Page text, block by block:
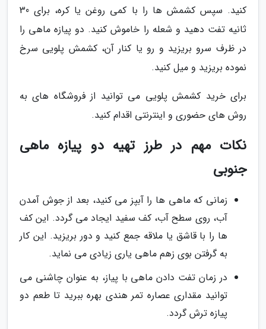
کنید. سپس کشمش ها را با کمی روغن یا کره، برای 30
ثانیه تفت دهید و شعله را خاموش کنید. دو پیازه ماهی را
در ظرف سرو بریزید و رو یا کنار آن، کشمش پلویی سرخ
نموده بریزید و میل کنید.
برای خرید کشمش پلویی می توانید از فروشگاه های به
روش های حضوری و اینترنتی اقدام کنید.
نکات مهم در طرز تهیه دو پیازه ماهی
جنوبی
زمانی که ماهی ها را آبپز می کنید، بعد از جوش آمدن
آب، روی سطح آب، کف سفید ایجاد می گردد. این کف
ها را با قاشق یا ملاقه جمع کنید و دور بریزید. این کار
به گرفتن بوی زهم ماهی یاری زیادی می نماید.
در زمان تفت دادن ماهی با پیاز، به عنوان چاشنی می
توانید مقداری عصاره تمر هندی بهره ببرید تا طعم دو
پیازه ترش گردد.